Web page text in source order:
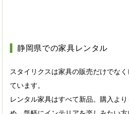
静岡県での家具レンタル
スタイリクスは家具の販売だけでな
ています。
レンタル家具はすべて新品。購入よ